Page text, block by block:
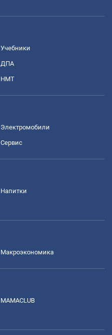
Учебники
ДПА
НМТ
Электромобили
Сервис
Напитки
Mакроэкономика
MAMACLUB